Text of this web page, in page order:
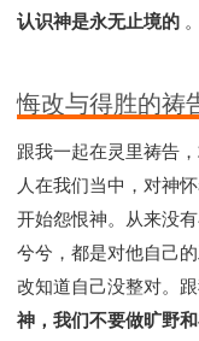
认识神是永无止境的 。
悔改与得胜的祷
跟我一起在灵里祷告
人在我们当中，对神
开始怨恨神。从来没
兮兮，都是对他自己
改知道自己没整对。
神，我们不要做旷野